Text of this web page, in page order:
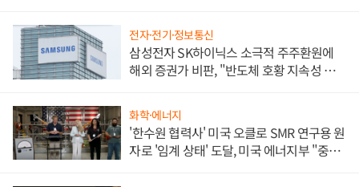
전자·전기·정보통신
삼성전자 SK하이닉스 소극적 주주환원에
해외 증권가 비판, "반도체 호황 지속성 의
화학·에너지
'한수원 협력사' 미국 오클로 SMR 연구용 원
자로 '임계 상태' 도달, 미국 에너지부 "중요